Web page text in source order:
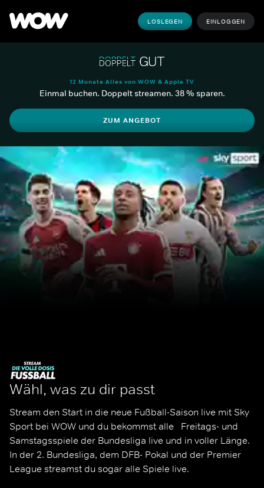
LOSLEGEN EINLOGGEN
12 Monate Alles von WOW & Apple TV
Einmal buchen. Doppelt streamen. 38 % sparen.
ZUM ANGEBOT
Wähl, was zu dir passt
Stream den Start in die neue Fußball-Saison live mit Sky
Sport bei WOW und du bekommst alle   Freitags- und
Samstagsspiele der Bundesliga live und in voller Länge.
In der 2. Bundesliga, dem DFB- Pokal und der Premier
League streamst du sogar alle Spiele live.